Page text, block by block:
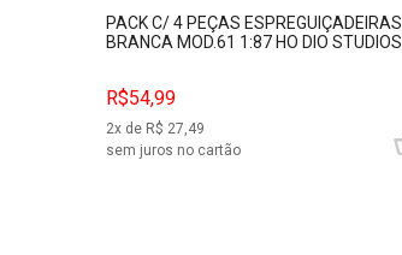
PACK C/ 4 PEÇAS ESPREGUIÇADEIRAS
BRANCA MOD.61 1:87 HO DIO STUDIOS
R$54,99
2x de R$ 27,49
sem juros no cartão